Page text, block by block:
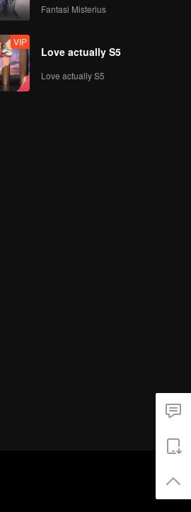
Fantasi Misterius
VIP
Love actually S5
Love actually S5